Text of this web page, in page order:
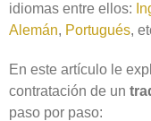
idiomas entre ellos:
Alemán, Portugués,
En este artículo le
contratación de un
paso por paso: